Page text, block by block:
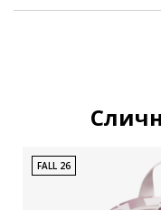
FALL 26